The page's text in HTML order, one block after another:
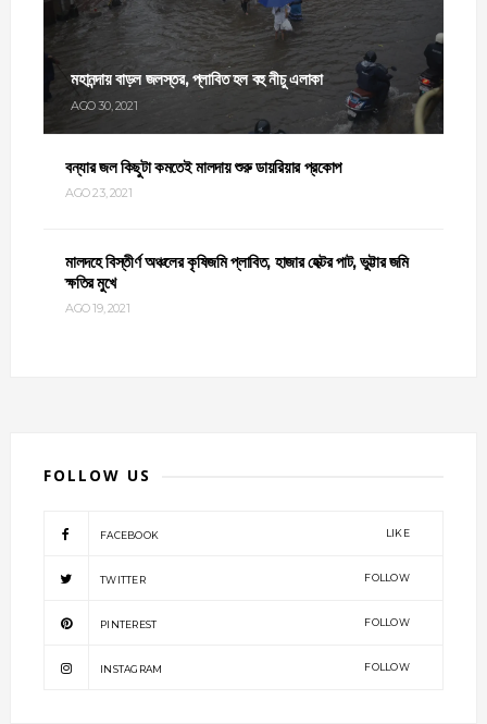
মহানন্দায় বাড়ল জলস্তর, প্লাবিত হল বহু নীচু এলাকা
AGO 30, 2021
বন্যার জল কিছুটা কমতেই মালদায় শুরু ডায়রিয়ার প্রকোপ
AGO 23, 2021
মালদহে বিস্তীর্ণ অঞ্চলের কৃষিজমি প্লাবিত, হাজার হেক্টর পাট, ভুট্টার জমি
ক্ষতির মুখে
AGO 19, 2021
FOLLOW US
FACEBOOK LIKE
TWITTER FOLLOW
PINTEREST FOLLOW
INSTAGRAM FOLLOW